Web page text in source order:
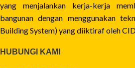
yang menjalankan kerja-kerja
bangunan dengan menggunakan
Building System) yang diiktiraf oleh
HUBUNGI KAMI